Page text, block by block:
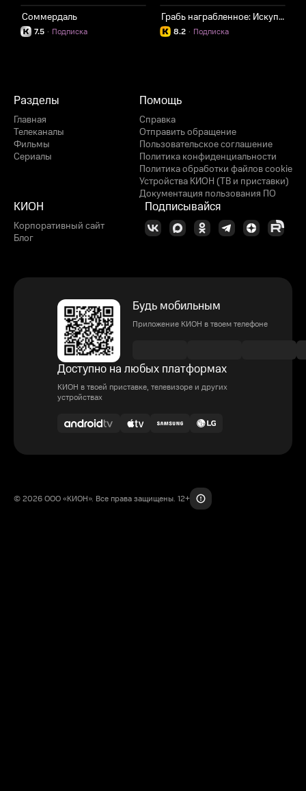
Соммердаль
7.5 Подписка
·
Грабь награбленное: Искупление
8.2 Подписка
·
Разделы
Главная
Телеканалы
Фильмы
Сериалы
Помощь
Справка
Отправить обращение
Пользовательское соглашение
Политика конфиденциальности
Политика обработки файлов cookie
Устройства КИОН (ТВ и приставки)
Документация пользования ПО
КИОН
Корпоративный сайт
Блог
Подписывайся
Будь мобильным
Приложение КИОН в твоем телефоне
Доступно на любых платформах
КИОН в твоей приставке, телевизоре и других
устройствах
© 2026 ООО «КИОН». Все права защищены. 12+